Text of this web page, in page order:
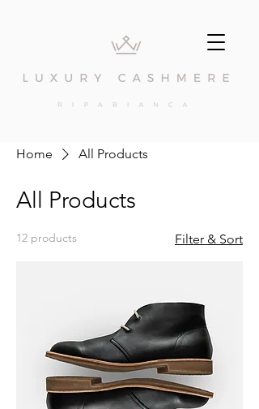
Home All Products
All Products
12 products Filter & Sort